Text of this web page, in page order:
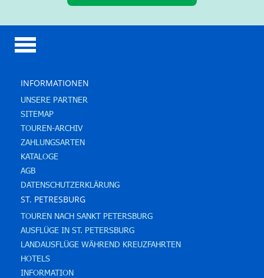
INFORMATIONEN
UNSERE PARTNER
SITEMAP
TOUREN-ARCHIV
ZAHLUNGSARTEN
KATALOGE
AGB
DATENSCHUTZERKLÄRUNG
ST. PETRESBURG
TOUREN NACH SANKT PETERSBURG
AUSFLÜGE IN ST. PETERSBURG
LANDAUSFLÜGE WÄHREND KREUZFAHRTEN
HOTELS
INFORMATION